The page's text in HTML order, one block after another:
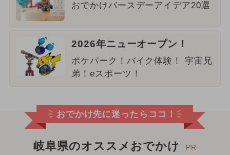
おでかけバースデーアイデア20選
2026年ニューオープン！
ポケパーク！バイク体験！ 宇宙兄
弟！eスポーツ！
おでかけ先に迷ったらココ！
岐阜県のオススメおでかけ PR